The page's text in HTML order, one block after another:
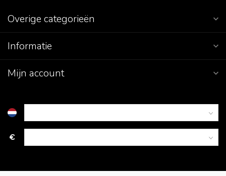
Overige categorieën
Informatie
Mijn account
€